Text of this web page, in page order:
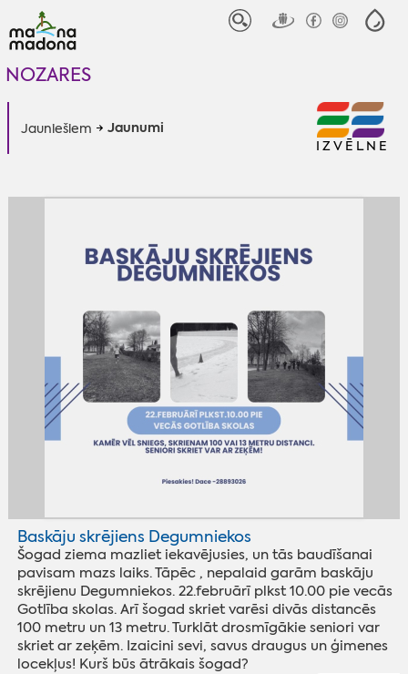
NOZARES
Jauniešiem Jaunumi
IZVĒLNE
Baskāju skrējiens Degumniekos
Šogad ziema mazliet iekavējusies, un tās baudīšanai
pavisam mazs laiks. Tāpēc , nepalaid garām baskāju
skrējienu Degumniekos. 22.februārī plkst 10.00 pie vecās
Gotlība skolas. Arī šogad skriet varēsi divās distancēs
100 metru un 13 metru. Turklāt drosmīgākie seniori var
skriet ar zeķēm. Izaicini sevi, savus draugus un ģimenes
locekļus! Kurš būs ātrākais šogad?